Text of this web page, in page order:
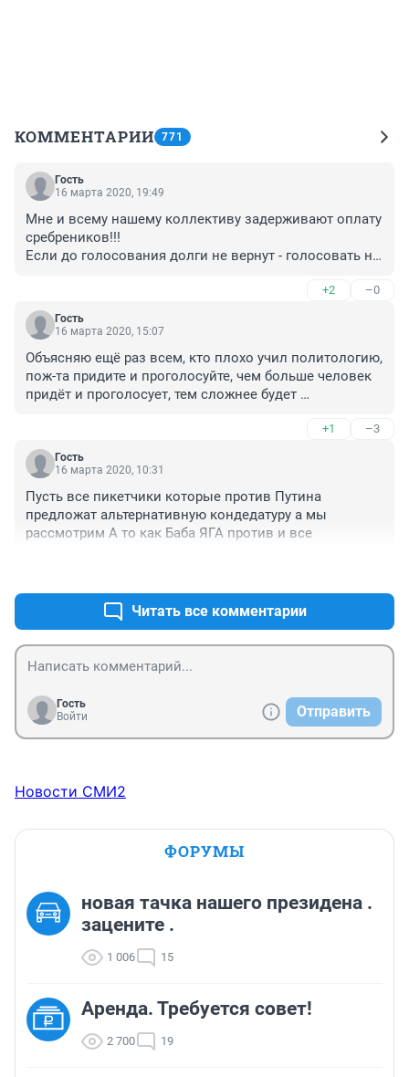
КОММЕНТАРИИ 771
Гость
16 марта 2020, 19:49
Мне и всему нашему коллективу задерживают оплату
сребреников!!!
Если до голосования долги не вернут - голосовать не
(Если оплатят - значит ситуация нормализовалась,
ждите новых комментов.
Думаю, всё будет ок)
+2 –0
Гость
16 марта 2020, 15:07
Объясняю ещё раз всем, кто плохо учил политологию,
пож-та придите и проголосуйте, чем больше человек
придёт и проголосует, тем сложнее будет
бойкотировать или просто думать, что за вас всё
решат и сидеть на диване, так так и будет, за вас всё
решат!
себя!
+1 –3
Гость
16 марта 2020, 10:31
Пусть все пикетчики которые против Путина
предложат альтернативную кондедатуру а мы
рассмотрим А то как Баба ЯГА против и все
Читать все комментарии
Гость
Войти
Отправить
Новости СМИ2
ФОРУМЫ
новая тачка нашего президена .
зацените .
1 006 15
Аренда. Требуется совет!
2 700 19